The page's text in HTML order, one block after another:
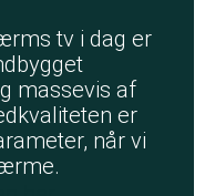
tv i dag er
massevis af
er
når vi